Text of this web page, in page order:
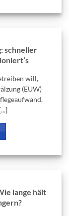
schneller
will,
(EUW)
lange hält